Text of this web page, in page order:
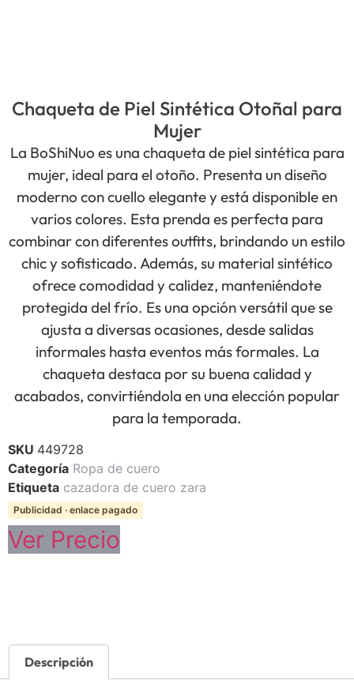
Chaqueta de Piel Sintética Otoñal para
Mujer
La BoShiNuo es una chaqueta de piel sintética para
mujer, ideal para el otoño. Presenta un diseño
moderno con cuello elegante y está disponible en
varios colores. Esta prenda es perfecta para
combinar con diferentes outfits, brindando un estilo
chic y sofisticado. Además, su material sintético
ofrece comodidad y calidez, manteniéndote
protegida del frío. Es una opción versátil que se
ajusta a diversas ocasiones, desde salidas
informales hasta eventos más formales. La
chaqueta destaca por su buena calidad y
acabados, convirtiéndola en una elección popular
para la temporada.
SKU 449728
Categoría Ropa de cuero
Etiqueta cazadora de cuero zara
Publicidad · enlace pagado
Ver Precio
Descripción